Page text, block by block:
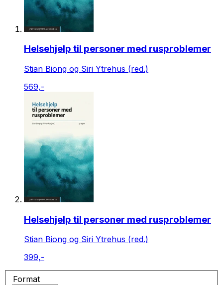
Helsehjelp til personer med rusproblemer
Stian Biong og Siri Ytrehus (red.)
569,-
Helsehjelp til personer med rusproblemer
Stian Biong og Siri Ytrehus (red.)
399,-
Format